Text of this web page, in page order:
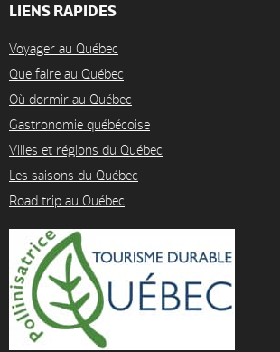
LIENS RAPIDES
Voyager au Québec
Que faire au Québec
Où dormir au Québec
Gastronomie québécoise
Villes et régions du Québec
Les saisons du Québec
Road trip au Québec